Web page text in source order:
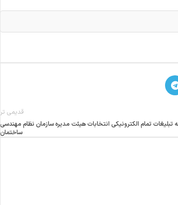
قدیمی تر
تبلیغات تمام الکترونیکی انتخابات هیئت مدیره سازمان نظام مهندسی
ساختمان